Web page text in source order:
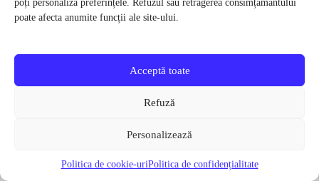
poți personaliza preferințele. Refuzul sau retragerea consimțământului
poate afecta anumite funcții ale site-ului.
Acceptă toate
Refuză
Personalizează
Politica de cookie-uriPolitica de confidențialitate
Pantaloni functionali Force Frost marime L-XL Negru